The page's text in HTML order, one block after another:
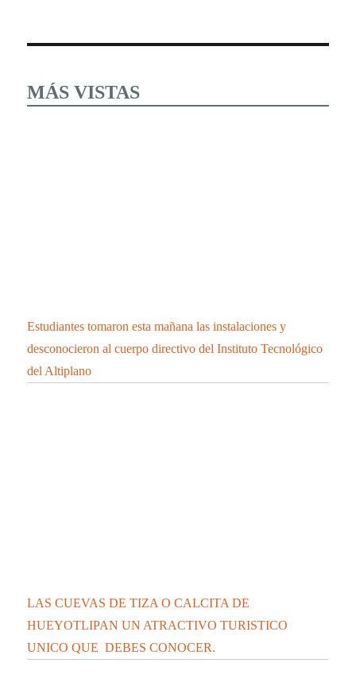
MÁS VISTAS
Estudiantes tomaron esta mañana las instalaciones y
desconocieron al cuerpo directivo del Instituto Tecnológico
del Altiplano
LAS CUEVAS DE TIZA O CALCITA DE
HUEYOTLIPAN UN ATRACTIVO TURISTICO
UNICO QUE DEBES CONOCER.